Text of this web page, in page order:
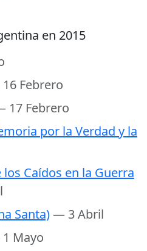
en 2015
Febrero
17 Febrero
por la Verdad y la
Caídos en la Guerra
Santa)— 3 Abril
Mayo